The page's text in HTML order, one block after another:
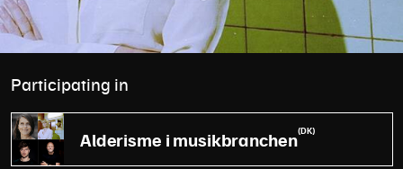
Participating in
Alderisme i musikbranchen(DK)